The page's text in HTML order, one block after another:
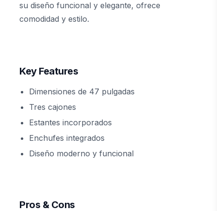
su diseño funcional y elegante, ofrece
comodidad y estilo.
Key Features
Dimensiones de 47 pulgadas
Tres cajones
Estantes incorporados
Enchufes integrados
Diseño moderno y funcional
Pros & Cons